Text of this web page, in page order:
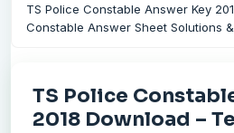
TS Police Constable Answer Key
Constable Answer Sheet Solutions
TS Police
2018 Download –